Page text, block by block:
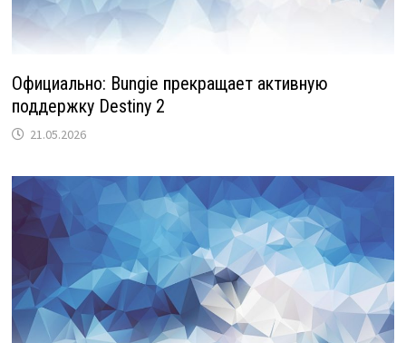
Официально: Bungie прекращает активную
поддержку Destiny 2
21.05.2026